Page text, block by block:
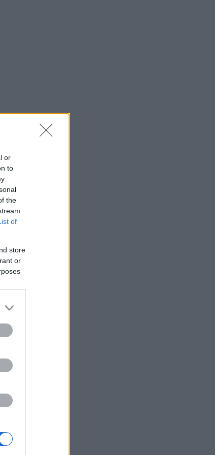
or
to
the
of
store
or